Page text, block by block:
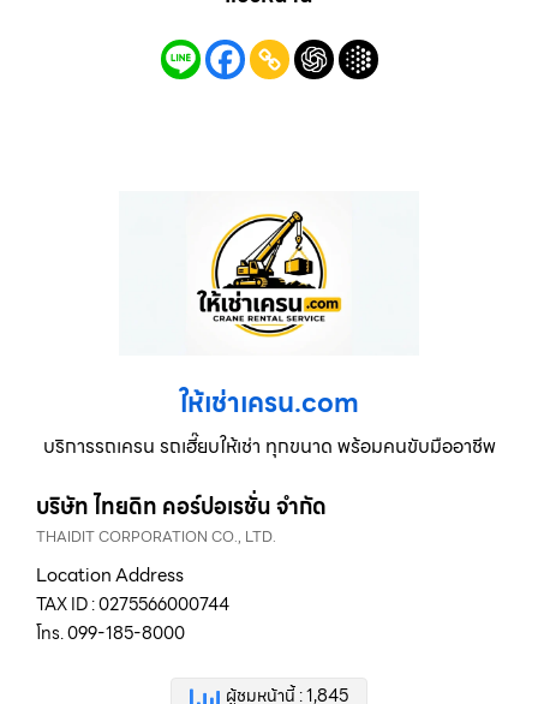
ให้เช่าเครน.com
บริการรถเครน รถเฮี๊ยบให้เช่า ทุกขนาด พร้อมคนขับมืออาชีพ
บริษัท ไทยดิท คอร์ปอเรชั่น จำกัด
THAIDIT CORPORATION CO., LTD.
Location Address
TAX ID : 0275566000744
โทร. 099-185-8000
ผู้ชมหน้านี้ : 1,845